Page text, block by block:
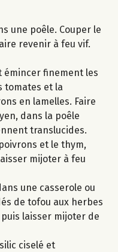
une poêle. Couper le
revenir à feu vif.
émincer finement les
tomates et la
en lamelles. Faire
dans la poêle
translucides.
et le thym,
mijoter à feu
une casserole ou
de tofou aux herbes
laisser mijoter de
ciselé et